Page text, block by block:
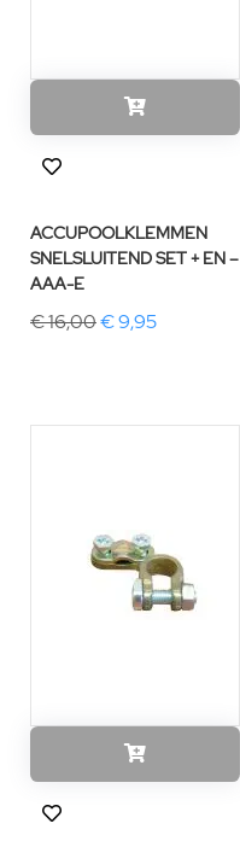
ACCUPOOLKLEMMEN
SNELSLUITEND SET + EN –
AAA-E
€ 16,00€ 9,95